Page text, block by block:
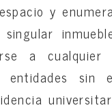
y
a cualquier
sin